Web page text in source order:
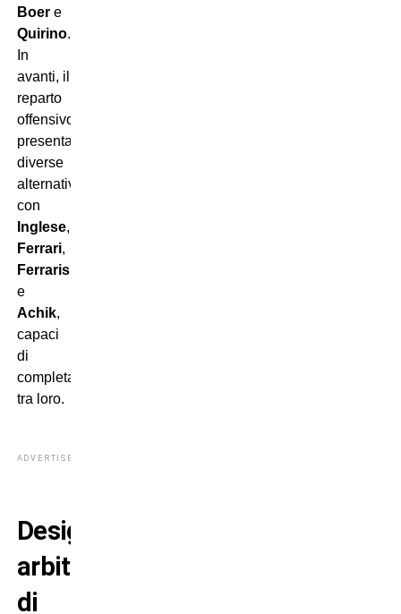
Boere
Quirino.
In
avanti, il
reparto
offensivo
presenta
diverse
alternative
con
Inglese,
Ferrari,
Ferraris
e
Achik,
capaci
di
completarsi
tra loro.
ADVERTISEMENT
Designazione
arbitrale
di